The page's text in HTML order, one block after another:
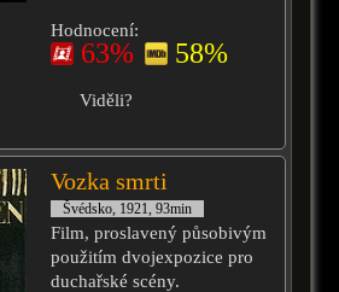
Hodnocení:
63% 58%
Viděli?
Vozka smrti
Švédsko, 1921, 93min
Film, proslavený působivým
použitím dvojexpozice pro
duchařské scény.